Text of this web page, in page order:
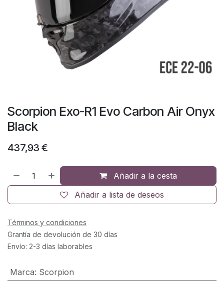
Scorpion Exo-R1 Evo Carbon Air Onyx
Black
437,93 €
Añadir a la cesta
Añadir a lista de deseos
Términos y condiciones
Grantía de devolución de 30 días
Envío: 2-3 días laborables
Marca: Scorpion